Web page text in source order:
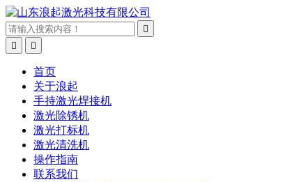



首页
关于浪起
手持激光焊接机
激光除锈机
激光打标机
激光清洗机
操作指南
联系我们